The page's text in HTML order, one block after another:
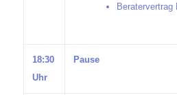
Beratervertrag
18:30
Uhr
Pause